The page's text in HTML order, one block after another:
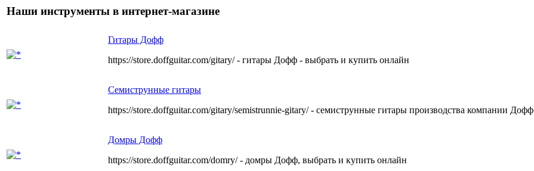
Наши инструменты в интернет-магазине
Гитары Дофф
https://store.doffguitar.com/gitary/ - гитары Дофф - выбрать и купить онлайн
Семиструнные гитары
https://store.doffguitar.com/gitary/semistrunnie-gitary/ - семиструнные гитары производства компании Дофф
Домры Дофф
https://store.doffguitar.com/domry/ - домры Дофф, выбрать и купить онлайн